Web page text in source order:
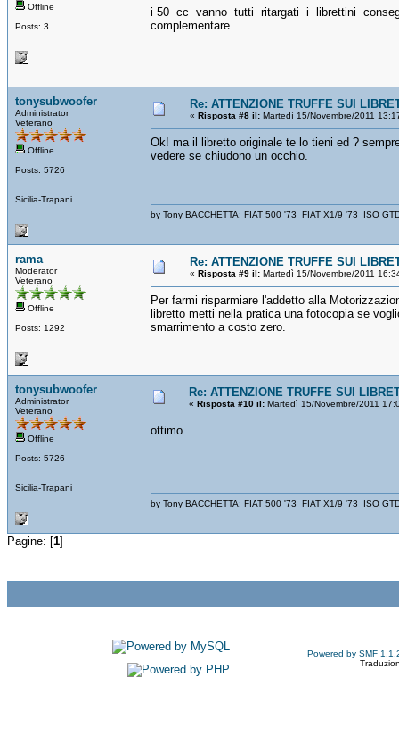
Offline
Posts: 3
i 50 cc vanno tutti ritargati i librettini
complementare
tonysubwoofer
Administrator
Veterano
Offline
Posts: 5726
Sicilia-Trapani
Re: ATTENZIONE TRUFFE SUI
« Risposta #8 il: Martedì 15/Novembre/2011
Ok! ma il libretto originale te lo tieni ed ?
vedere se chiudono un occhio.
by Tony BACCHETTA: FIAT 500 '73_FIAT X1/9 '73_ISO
rama
Moderator
Veterano
Offline
Posts: 1292
Re: ATTENZIONE TRUFFE SUI
« Risposta #9 il: Martedì 15/Novembre/2011
Per farmi risparmiare l'addetto alla
libretto metti nella pratica una fotocopia se
smarrimento a costo zero.
tonysubwoofer
Administrator
Veterano
Offline
Posts: 5726
Sicilia-Trapani
Re: ATTENZIONE TRUFFE SUI
« Risposta #10 il: Martedì 15/Novembre/2011
ottimo.
by Tony BACCHETTA: FIAT 500 '73_FIAT X1/9 '73_ISO
Pagine: [1]
Powered by SMF